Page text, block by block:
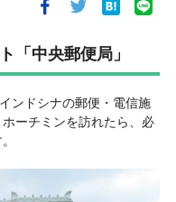
「中央郵便局」
ンドシナの郵便・電信施
ホーチミンを訪れたら、必